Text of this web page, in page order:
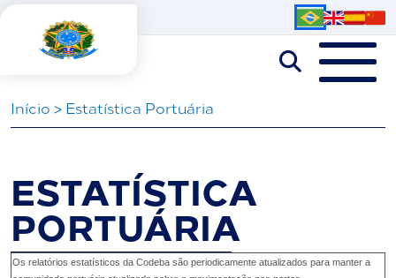
Iní­cio > Estatística Portuária
ESTATÍSTICA
PORTUÁRIA
Os relatórios estatísticos da Codeba são periodicamente atualizados para manter a